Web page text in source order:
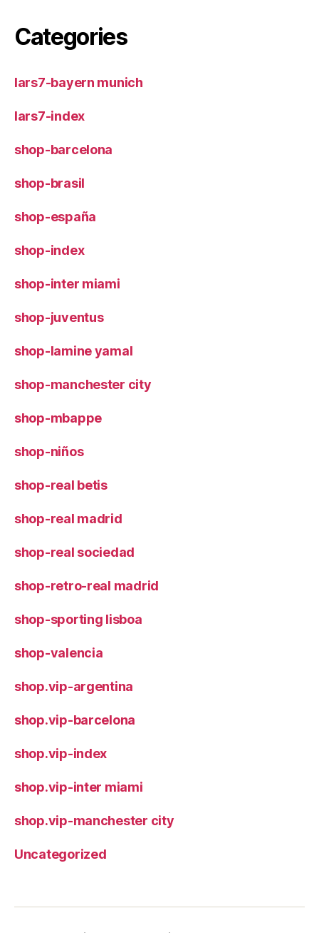
Categories
lars7-bayern munich
lars7-index
shop-barcelona
shop-brasil
shop-españa
shop-index
shop-inter miami
shop-juventus
shop-lamine yamal
shop-manchester city
shop-mbappe
shop-niños
shop-real betis
shop-real madrid
shop-real sociedad
shop-retro-real madrid
shop-sporting lisboa
shop-valencia
shop.vip-argentina
shop.vip-barcelona
shop.vip-index
shop.vip-inter miami
shop.vip-manchester city
Uncategorized